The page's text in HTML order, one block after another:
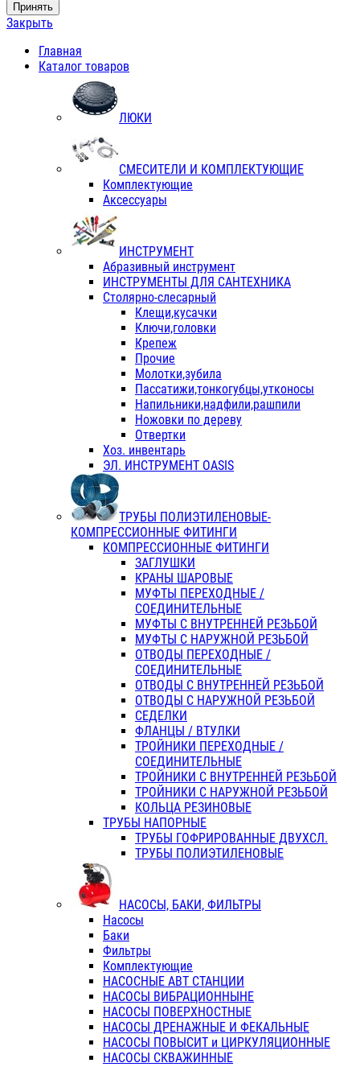
Принять
Закрыть
Главная
Каталог товаров
ЛЮКИ
СМЕСИТЕЛИ И КОМПЛЕКТУЮЩИЕ
Комплектующие
Аксессуары
ИНСТРУМЕНТ
Абразивный инструмент
ИНСТРУМЕНТЫ ДЛЯ САНТЕХНИКА
Столярно-слесарный
Клещи,кусачки
Ключи,головки
Крепеж
Прочие
Молотки,зубила
Пассатижи,тонкогубцы,утконосы
Напильники,надфили,рашпили
Ножовки по дереву
Отвертки
Хоз. инвентарь
ЭЛ. ИНСТРУМЕНТ OASIS
ТРУБЫ ПОЛИЭТИЛЕНОВЫЕ-
КОМПРЕССИОННЫЕ ФИТИНГИ
КОМПРЕССИОННЫЕ ФИТИНГИ
ЗАГЛУШКИ
КРАНЫ ШАРОВЫЕ
МУФТЫ ПЕРЕХОДНЫЕ /
СОЕДИНИТЕЛЬНЫЕ
МУФТЫ С ВНУТРЕННЕЙ РЕЗЬБОЙ
МУФТЫ С НАРУЖНОЙ РЕЗЬБОЙ
ОТВОДЫ ПЕРЕХОДНЫЕ /
СОЕДИНИТЕЛЬНЫЕ
ОТВОДЫ С ВНУТРЕННЕЙ РЕЗЬБОЙ
ОТВОДЫ С НАРУЖНОЙ РЕЗЬБОЙ
СЕДЕЛКИ
ФЛАНЦЫ / ВТУЛКИ
ТРОЙНИКИ ПЕРЕХОДНЫЕ /
СОЕДИНИТЕЛЬНЫЕ
ТРОЙНИКИ С ВНУТРЕННЕЙ РЕЗЬБОЙ
ТРОЙНИКИ С НАРУЖНОЙ РЕЗЬБОЙ
КОЛЬЦА РЕЗИНОВЫЕ
ТРУБЫ НАПОРНЫЕ
ТРУБЫ ГОФРИРОВАННЫЕ ДВУХСЛ.
ТРУБЫ ПОЛИЭТИЛЕНОВЫЕ
НАСОСЫ, БАКИ, ФИЛЬТРЫ
Насосы
Баки
Фильтры
Комплектующие
НАСОСНЫЕ АВТ СТАНЦИИ
НАСОСЫ ВИБРАЦИОННЫНЕ
НАСОСЫ ПОВЕРХНОСТНЫЕ
НАСОСЫ ДРЕНАЖНЫЕ И ФЕКАЛЬНЫЕ
НАСОСЫ ПОВЫСИТ и ЦИРКУЛЯЦИОННЫЕ
НАСОСЫ СКВАЖИННЫЕ